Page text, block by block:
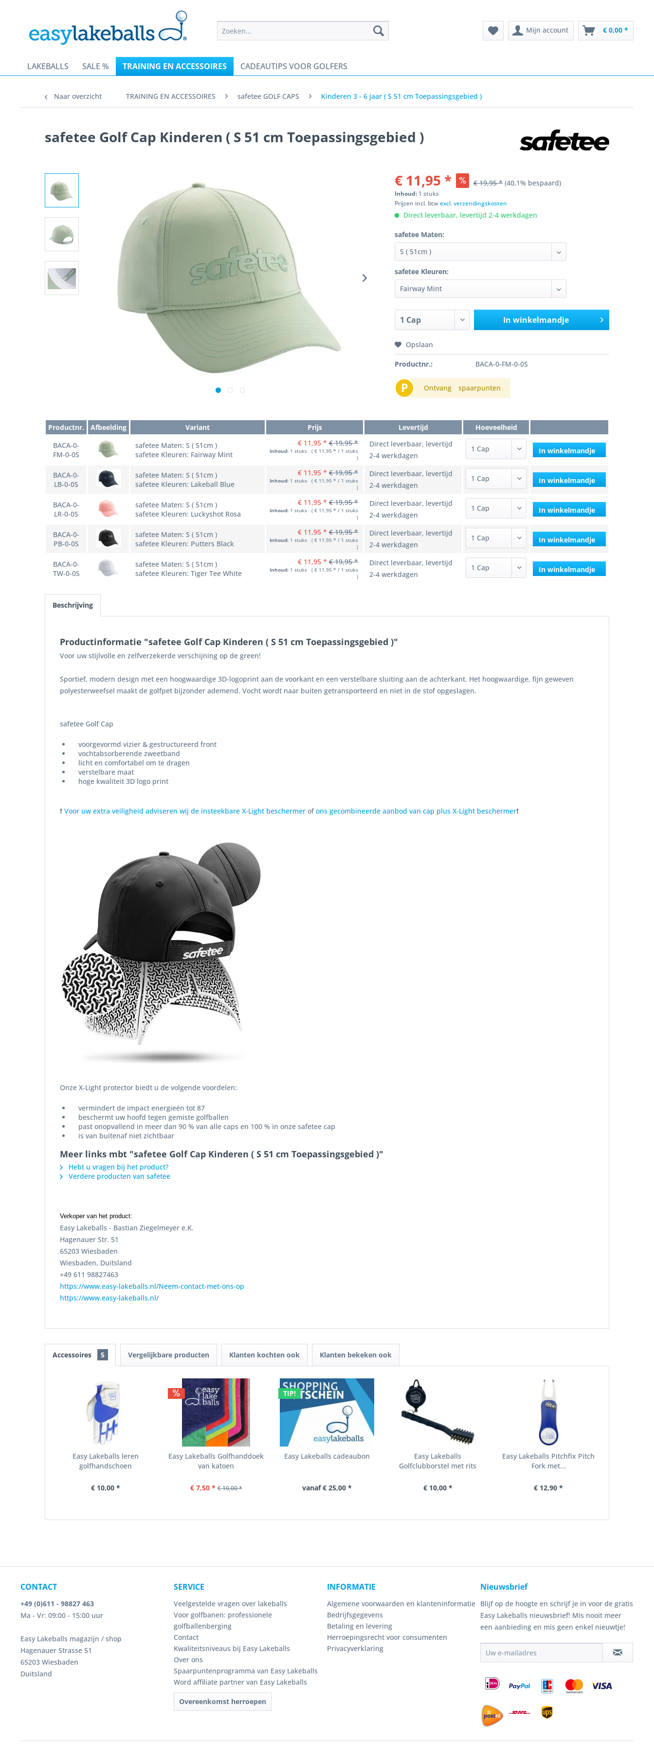
Mijn account € 0,00 *
LAKEBALLS SALE % TRAINING EN ACCESSOIRES CADEAUTIPS VOOR GOLFERS
Naar overzicht TRAINING EN ACCESSOIRES safetee GOLF CAPS Kinderen 3 - 6 jaar ( S 51 cm Toepassingsgebied )
safetee Golf Cap Kinderen ( S 51 cm Toepassingsgebied )
€ 11,95 * € 19,95 * (40,1% bespaard)
Inhoud: 1 stuks
Prijzen incl. btwexcl. verzendingskosten
Direct leverbaar, levertijd 2-4 werkdagen
safetee Maten:
safetee Kleuren:
In winkelmandje
Opslaan
Productnr.: BACA-0-FM-0-0S
P Ontvang spaarpunten
Productnr. Afbeelding Variant Prijs Levertijd
Hoeveelheid
BACA-0-
FM-0-0S
safetee Maten: S ( 51cm )
safetee Kleuren: Fairway Mint
€ 11,95 * € 19,95 *
Inhoud: 1 stuks ( € 11,95 * / 1 stuks
)
Direct leverbaar, levertijd
2-4 werkdagen
In winkelmandje
BACA-0-
LB-0-0S
safetee Maten: S ( 51cm )
safetee Kleuren: Lakeball Blue
€ 11,95 * € 19,95 *
Inhoud: 1 stuks ( € 11,95 * / 1 stuks
)
Direct leverbaar, levertijd
2-4 werkdagen
In winkelmandje
BACA-0-
LR-0-0S
safetee Maten: S ( 51cm )
safetee Kleuren: Luckyshot Rosa
€ 11,95 * € 19,95 *
Inhoud: 1 stuks ( € 11,95 * / 1 stuks
)
Direct leverbaar, levertijd
2-4 werkdagen
In winkelmandje
BACA-0-
PB-0-0S
safetee Maten: S ( 51cm )
safetee Kleuren: Putters Black
€ 11,95 * € 19,95 *
Inhoud: 1 stuks ( € 11,95 * / 1 stuks
)
Direct leverbaar, levertijd
2-4 werkdagen
In winkelmandje
BACA-0-
TW-0-0S
safetee Maten: S ( 51cm )
safetee Kleuren: Tiger Tee White
€ 11,95 * € 19,95 *
Inhoud: 1 stuks ( € 11,95 * / 1 stuks
)
Direct leverbaar, levertijd
2-4 werkdagen
In winkelmandje
Beschrijving
Productinformatie "safetee Golf Cap Kinderen ( S 51 cm Toepassingsgebied )"
Voor uw stijlvolle en zelfverzekerde verschijning op de green!
Sportief, modern design met een hoogwaardige 3D-logoprint aan de voorkant en een verstelbare sluiting aan de achterkant. Het hoogwaardige, fijn geweven
polyesterweefsel maakt de golfpet bijzonder ademend. Vocht wordt naar buiten getransporteerd en niet in de stof opgeslagen.
safetee Golf Cap
voorgevormd vizier & gestructureerd front
vochtabsorberende zweetband
licht en comfortabel om te dragen
verstelbare maat
hoge kwaliteit 3D logo print
❗ Voor uw extra veiligheid adviseren wij de insteekbare X-Light beschermer ofons gecombineerde aanbod van cap plus X-Light beschermer❗
Onze X-Light protector biedt u de volgende voordelen:
vermindert de impact energieën tot 87
beschermt uw hoofd tegen gemiste golfballen
past onopvallend in meer dan 90 % van alle caps en 100 % in onze safetee cap
is van buitenaf niet zichtbaar
Meer links mbt "safetee Golf Cap Kinderen ( S 51 cm Toepassingsgebied )"
Hebt u vragen bij het product?
Verdere producten van safetee
Verkoper van het product:
Easy Lakeballs - Bastian Ziegelmeyer e.K.
Hagenauer Str. 51
65203 Wiesbaden
Wiesbaden, Duitsland
+49 611 98827463
https://www.easy-lakeballs.nl/Neem-contact-met-ons-op
https://www.easy-lakeballs.nl/
Accessoires 5 Vergelijkbare producten Klanten kochten ook Klanten bekeken ook
Easy Lakeballs leren
golfhandschoen
€ 10,00 *
Easy Lakeballs Golfhanddoek
van katoen
€ 7,50 * € 10,00 *
TIP!
Easy Lakeballs cadeaubon
vanaf € 25,00 *
Easy Lakeballs
Golfclubborstel met rits
€ 10,00 *
Easy Lakeballs Pitchfix Pitch
Fork met...
€ 12,90 *
CONTACT
+49 (0)611 - 98827 463
Ma - Vr: 09:00 - 15:00 uur
Easy Lakeballs magazijn / shop
Hagenauer Strasse 51
65203 Wiesbaden
Duitsland
SERVICE
Veelgestelde vragen over lakeballs
Voor golfbanen: professionele
golfballenberging
Contact
Kwaliteitsniveaus bij Easy Lakeballs
Over ons
Spaarpuntenprogramma van Easy Lakeballs
Word affiliate partner van Easy Lakeballs
Overeenkomst herroepen
INFORMATIE
Algemene voorwaarden en klanteninformatie
Bedrijfsgegevens
Betaling en levering
Herroepingsrecht voor consumenten
Privacyverklaring
Nieuwsbrief
Blijf op de hoogte en schrijf je in voor de gratis
Easy Lakeballs nieuwsbrief! Mis nooit meer
een aanbieding en mis geen enkel nieuwtje!